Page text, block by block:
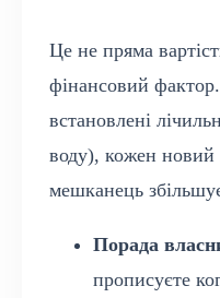
Це не пряма
фінансовий
встановлені
воду), кожен новий
мешканець
Порада
прописуєте